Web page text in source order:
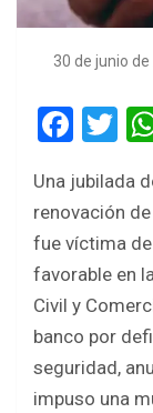
30 de junio de
F
ce
b
o
o
k
T
tt
er
Una jubilada
renovación
fue víctima
favorable en
Civil y
banco por
seguridad,
impuso una